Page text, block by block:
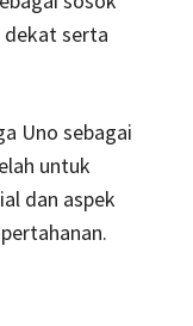
dekat serta
Uno sebagai
untuk
dan aspek